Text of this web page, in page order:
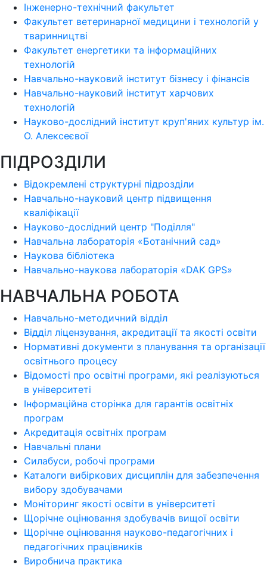
Інженерно-технічний факультет
Факультет ветеринарної медицини і технологій у
тваринництві
Факультет енергетики та інформаційних
технологій
Навчально-науковий інститут бізнесу і фінансів
Навчально-науковий інститут харчових
технологій
Науково-дослідний інститут круп'яних культур ім.
О. Алексеєвої
ПІДРОЗДІЛИ
Відокремлені структурні підрозділи
Навчально-науковий центр підвищення
кваліфікації
Науково-дослідний центр "Поділля"
Навчальна лабораторія «Ботанічний сад»
Наукова бібліотека
Навчально-наукова лабораторія «DAK GPS»
НАВЧАЛЬНА РОБОТА
Навчально-методичний відділ
Відділ ліцензування, акредитації та якості освіти
Нормативні документи з планування та організації
освітнього процесу
Відомості про освітні програми, які реалізуються
в університеті
Інформаційна сторінка для гарантів освітніх
програм
Акредитація освітніх програм
Навчальні плани
Силабуси, робочі програми
Каталоги вибіркових дисциплін для забезпечення
вибору здобувачами
Моніторинг якості освіти в університеті
Щорічне оцінювання здобувачів вищої освіти
Щорічне оцінювання науково-педагогічних і
педагогічних працівників
Виробнича практика